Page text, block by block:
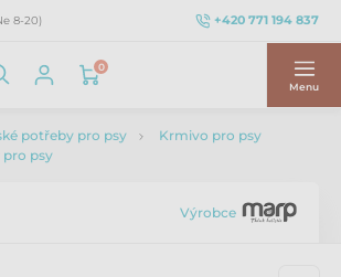
8-20) +420 771 194 837
0
Menu
potřeby pro psy
Krmivo pro psy
pro psy
Výrobce